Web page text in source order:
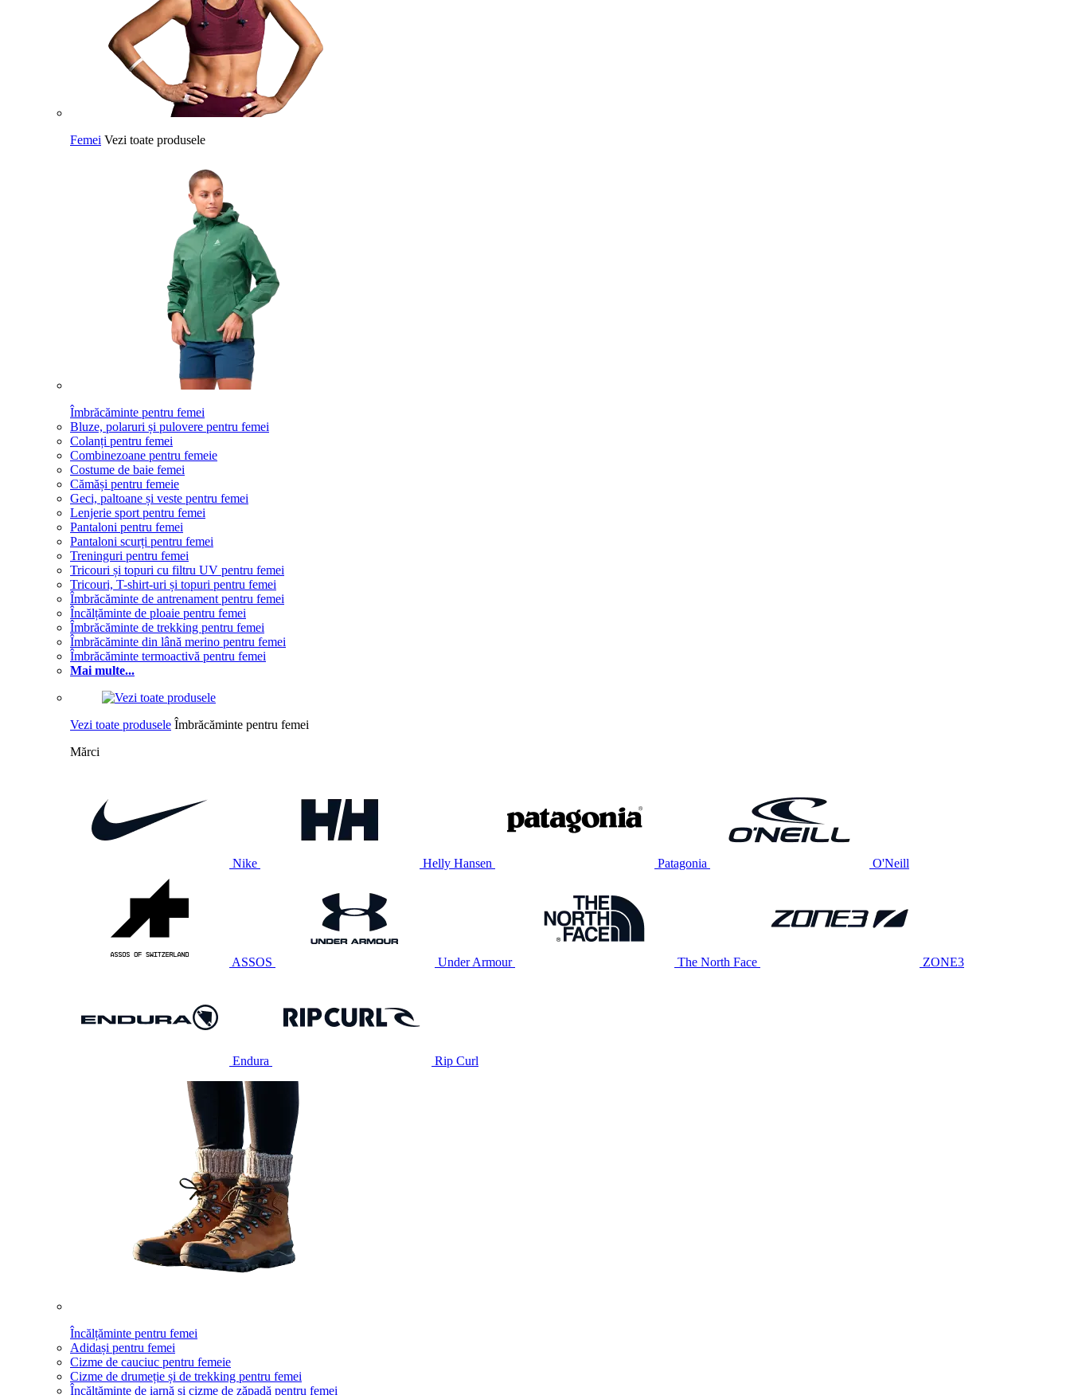
Femei Vezi toate produsele
Îmbrăcăminte pentru femei
Bluze, polaruri și pulovere pentru femei
Colanți pentru femei
Combinezoane pentru femeie
Costume de baie femei
Cămăși pentru femeie
Geci, paltoane și veste pentru femei
Lenjerie sport pentru femei
Pantaloni pentru femei
Pantaloni scurți pentru femei
Treninguri pentru femei
Tricouri și topuri cu filtru UV pentru femei
Tricouri, T-shirt-uri și topuri pentru femei
Îmbrăcăminte de antrenament pentru femei
Încălțăminte de ploaie pentru femei
Îmbrăcăminte de trekking pentru femei
Îmbrăcăminte din lână merino pentru femei
Îmbrăcăminte termoactivă pentru femei
Mai multe...
Vezi toate produsele Îmbrăcăminte pentru femei
Mărci
Nike Helly Hansen Patagonia O'Neill
ASSOS Under Armour The North Face ZONE3
Endura Rip Curl
Încălțăminte pentru femei
Adidași pentru femei
Cizme de cauciuc pentru femeie
Cizme de drumeție și de trekking pentru femei
Încălțăminte de iarnă și cizme de zăpadă pentru femei